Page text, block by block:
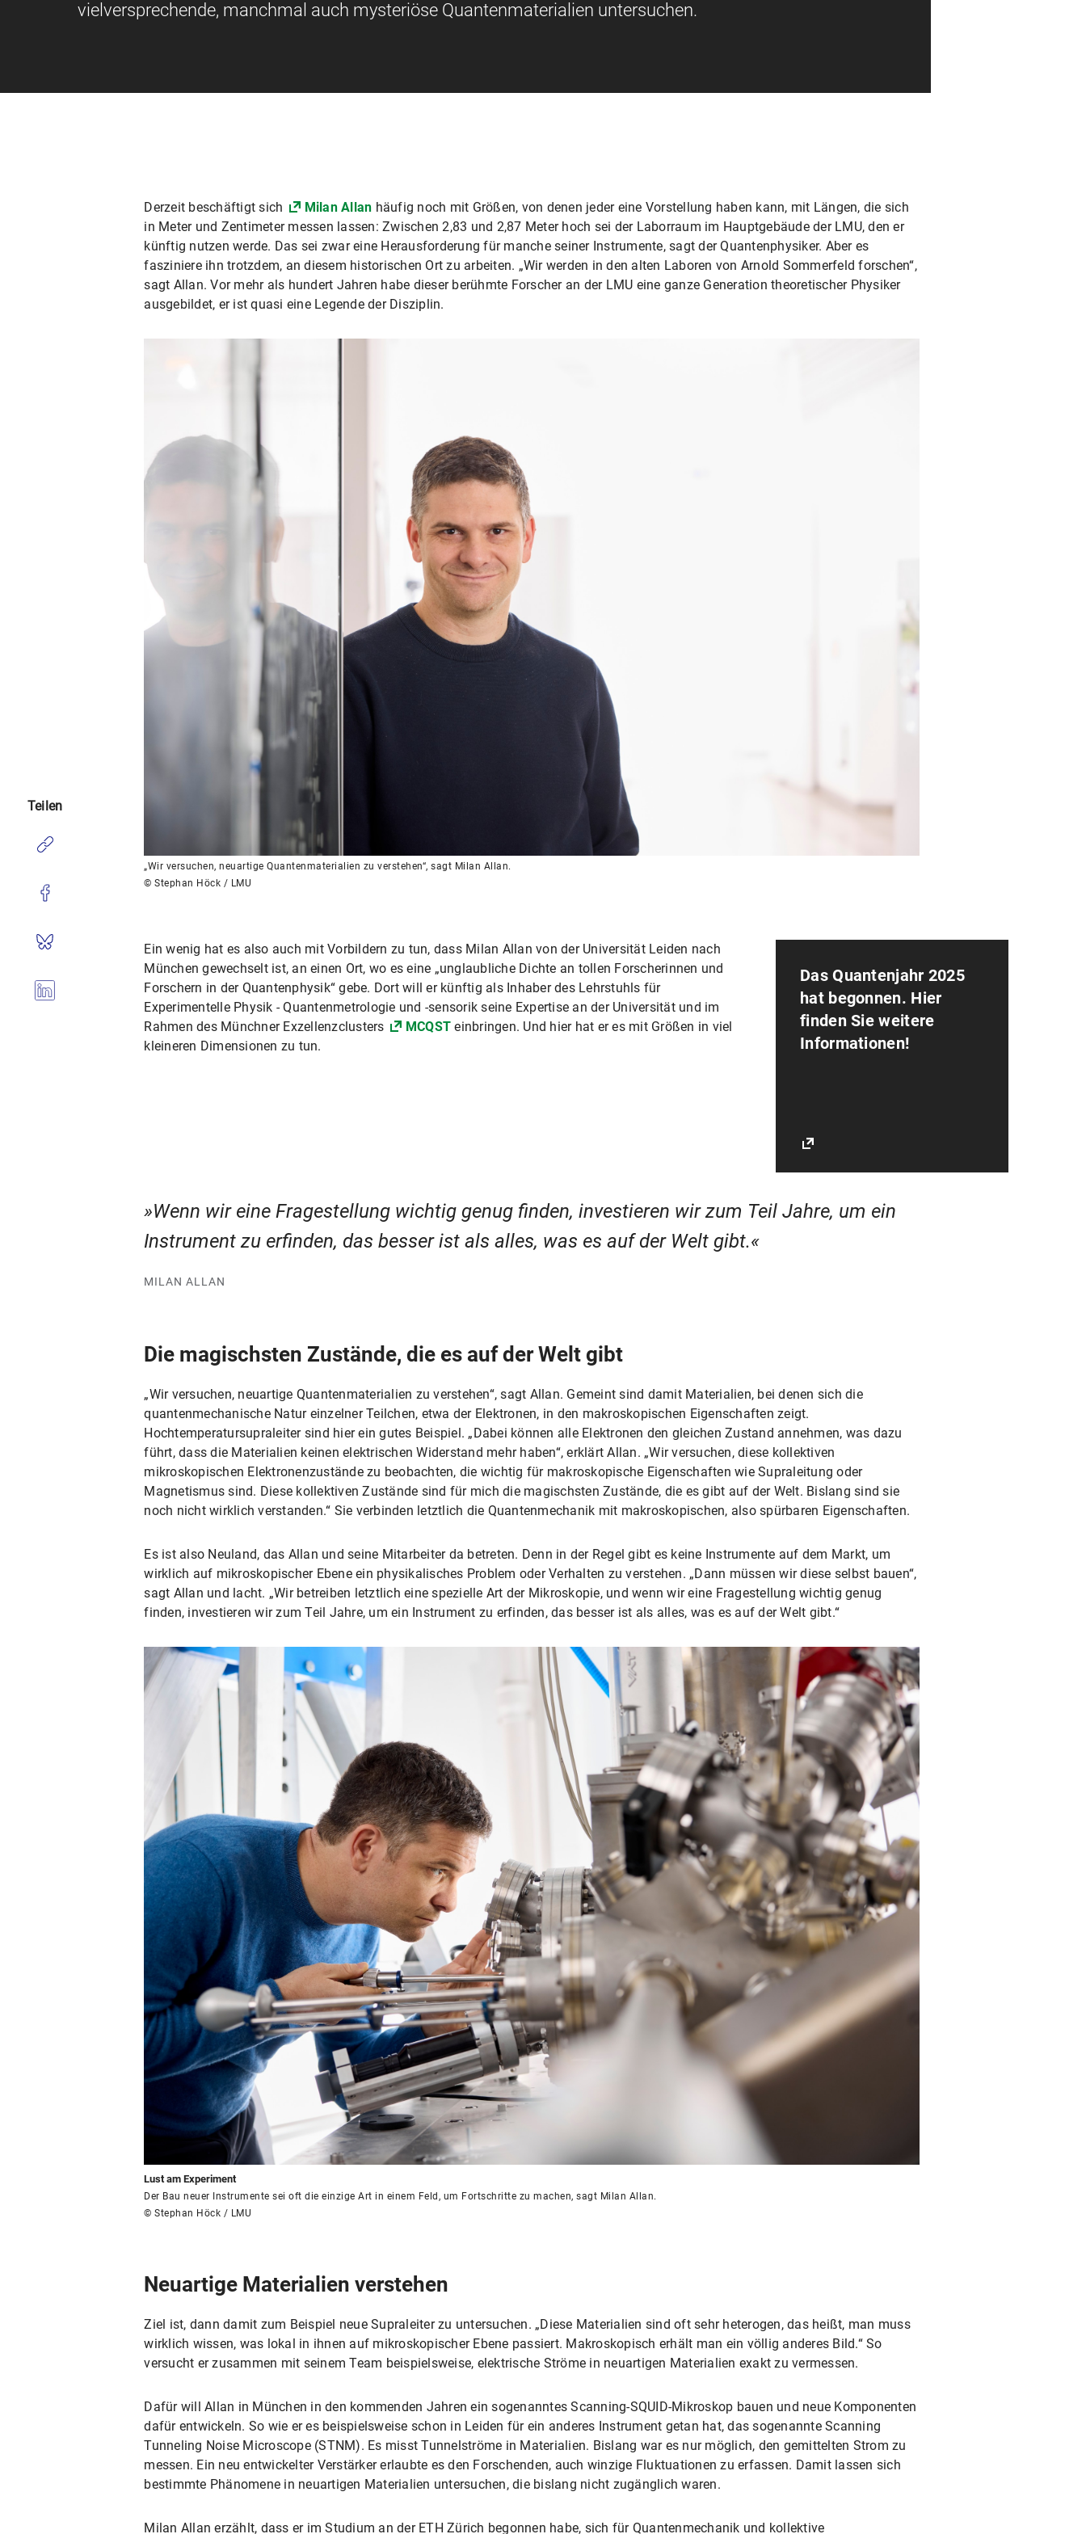
vielversprechende, manchmal auch mysteriöse Quantenmaterialien untersuchen.
Derzeit beschäftigt sich Milan Allan häufig noch mit Größen, von denen jeder eine Vorstellung haben kann, mit Längen, die sich
in Meter und Zentimeter messen lassen: Zwischen 2,83 und 2,87 Meter hoch sei der Laborraum im Hauptgebäude der LMU, den er
künftig nutzen werde. Das sei zwar eine Herausforderung für manche seiner Instrumente, sagt der Quantenphysiker. Aber es
fasziniere ihn trotzdem, an diesem historischen Ort zu arbeiten. „Wir werden in den alten Laboren von Arnold Sommerfeld forschen“,
sagt Allan. Vor mehr als hundert Jahren habe dieser berühmte Forscher an der LMU eine ganze Generation theoretischer Physiker
ausgebildet, er ist quasi eine Legende der Disziplin.
„Wir versuchen, neuartige Quantenmaterialien zu verstehen“, sagt Milan Allan.
© Stephan Höck / LMU
Das Quantenjahr 2025
hat begonnen. Hier
finden Sie weitere
Informationen!
Ein wenig hat es also auch mit Vorbildern zu tun, dass Milan Allan von der Universität Leiden nach
München gewechselt ist, an einen Ort, wo es eine „unglaubliche Dichte an tollen Forscherinnen und
Forschern in der Quantenphysik“ gebe. Dort will er künftig als Inhaber des Lehrstuhls für
Experimentelle Physik - Quantenmetrologie und -sensorik seine Expertise an der Universität und im
Rahmen des Münchner Exzellenzclusters
MCQST einbringen. Und hier hat er es mit Größen in viel
kleineren Dimensionen zu tun.
Wenn wir eine Fragestellung wichtig genug finden, investieren wir zum Teil Jahre, um ein
Instrument zu erfinden, das besser ist als alles, was es auf der Welt gibt.
MILAN ALLAN
Die magischsten Zustände, die es auf der Welt gibt
„Wir versuchen, neuartige Quantenmaterialien zu verstehen“, sagt Allan. Gemeint sind damit Materialien, bei denen sich die
quantenmechanische Natur einzelner Teilchen, etwa der Elektronen, in den makroskopischen Eigenschaften zeigt.
Hochtemperatursupraleiter sind hier ein gutes Beispiel. „Dabei können alle Elektronen den gleichen Zustand annehmen, was dazu
führt, dass die Materialien keinen elektrischen Widerstand mehr haben“, erklärt Allan. „Wir versuchen, diese kollektiven
mikroskopischen Elektronenzustände zu beobachten, die wichtig für makroskopische Eigenschaften wie Supraleitung oder
Magnetismus sind. Diese kollektiven Zustände sind für mich die magischsten Zustände, die es gibt auf der Welt. Bislang sind sie
noch nicht wirklich verstanden.“ Sie verbinden letztlich die Quantenmechanik mit makroskopischen, also spürbaren Eigenschaften.
Es ist also Neuland, das Allan und seine Mitarbeiter da betreten. Denn in der Regel gibt es keine Instrumente auf dem Markt, um
wirklich auf mikroskopischer Ebene ein physikalisches Problem oder Verhalten zu verstehen. „Dann müssen wir diese selbst bauen“,
sagt Allan und lacht. „Wir betreiben letztlich eine spezielle Art der Mikroskopie, und wenn wir eine Fragestellung wichtig genug
finden, investieren wir zum Teil Jahre, um ein Instrument zu erfinden, das besser ist als alles, was es auf der Welt gibt.“
Lust am Experiment
Der Bau neuer Instrumente sei oft die einzige Art in einem Feld, um Fortschritte zu machen, sagt Milan Allan.
© Stephan Höck / LMU
Neuartige Materialien verstehen
Ziel ist, dann damit zum Beispiel neue Supraleiter zu untersuchen. „Diese Materialien sind oft sehr heterogen, das heißt, man muss
wirklich wissen, was lokal in ihnen auf mikroskopischer Ebene passiert. Makroskopisch erhält man ein völlig anderes Bild.“ So
versucht er zusammen mit seinem Team beispielsweise, elektrische Ströme in neuartigen Materialien exakt zu vermessen.
Dafür will Allan in München in den kommenden Jahren ein sogenanntes Scanning-SQUID-Mikroskop bauen und neue Komponenten
dafür entwickeln. So wie er es beispielsweise schon in Leiden für ein anderes Instrument getan hat, das sogenannte Scanning
Tunneling Noise Microscope (STNM). Es misst Tunnelströme in Materialien. Bislang war es nur möglich, den gemittelten Strom zu
messen. Ein neu entwickelter Verstärker erlaubte es den Forschenden, auch winzige Fluktuationen zu erfassen. Damit lassen sich
bestimmte Phänomene in neuartigen Materialien untersuchen, die bislang nicht zugänglich waren.
Milan Allan erzählt, dass er im Studium an der ETH Zürich begonnen habe, sich für Quantenmechanik und kollektive
Teilen